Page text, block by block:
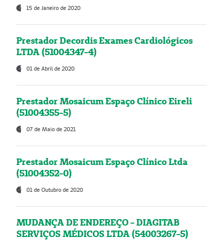
15 de Janeiro de 2020
Prestador Decordis Exames Cardiológicos
LTDA (51004347-4)
01 de Abril de 2020
Prestador Mosaicum Espaço Clínico Eireli
(51004355-5)
07 de Maio de 2021
Prestador Mosaicum Espaço Clínico Ltda
(51004352-0)
01 de Outubro de 2020
MUDANÇA DE ENDEREÇO - DIAGITAB
SERVIÇOS MÉDICOS LTDA (54003267-5)